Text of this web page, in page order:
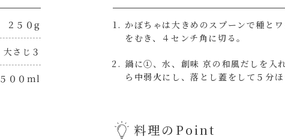
２５０g
大さじ３
５００ml
かぼちゃは大きめのスプーンで種と
をむき、４センチ角に切る。
鍋に①、水、創味 京の和風だしを入
ら中弱火にし、落とし蓋をして５分ほ
料理のPoint